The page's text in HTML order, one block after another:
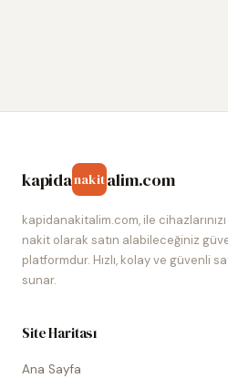
kapidanakitalim.com
kapidanakitalim.com, ile cihazlarınızı
nakit olarak satın alabileceğiniz
platformdur. Hızlı, kolay ve güvenli
sunar.
Site Haritası
Ana Sayfa